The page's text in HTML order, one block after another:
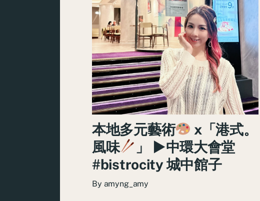
本地多元藝術
x「港式。
風味
」 ►中環大會堂
#bistrocity 城中館子
By amyng_amy